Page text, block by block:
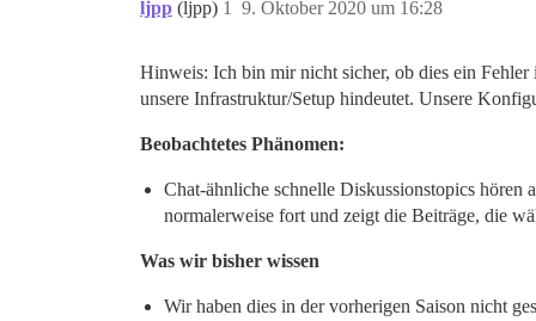
ljpp (ljpp) 9. Oktober 2020 um 16:28
1
Hinweis: Ich bin mir nicht sicher, ob dies ein
unsere Infrastruktur/Setup hindeutet. Unsere
Beobachtetes Phänomen:
Chat-ähnliche schnelle Diskussionstopics hören
normalerweise fort und zeigt die Beiträge, die
Was wir bisher wissen
Wir haben dies in der vorherigen Saison nicht